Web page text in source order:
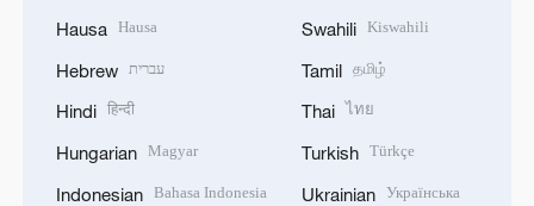
Hausa Hausa
Hebrew עברית
Hindi हिन्दी
Hungarian Magyar
Indonesian Bahasa Indonesia
Swahili Kiswahili
Tamil தமிழ்
Thai ไทย
Turkish Türkçe
Ukrainian Українська